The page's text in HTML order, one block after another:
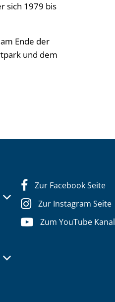
sich 1979 bis
Ende der
und dem
auszublenden
auszublenden
Zur Facebook Seite
Zur Instagram Seite
Zum YouTube Kanal